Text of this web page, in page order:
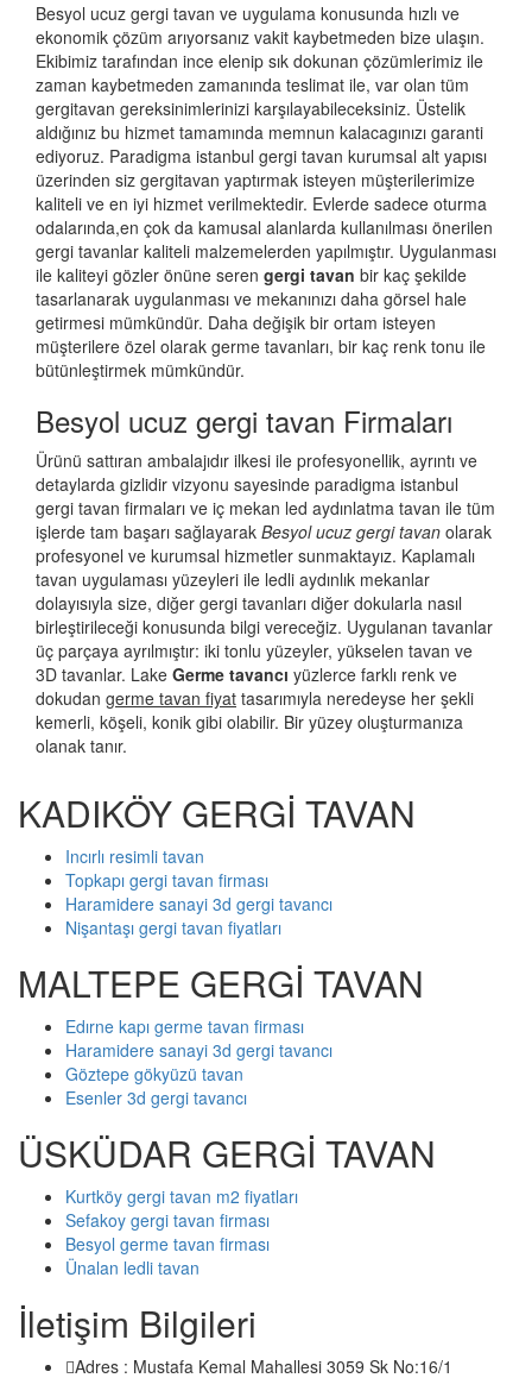
Besyol ucuz gergi tavan ve uygulama konusunda hızlı ve
ekonomik çözüm arıyorsanız vakit kaybetmeden bize ulaşın.
Ekibimiz tarafından ince elenip sık dokunan çözümlerimiz ile
zaman kaybetmeden zamanında teslimat ile, var olan tüm
gergitavan gereksinimlerinizi karşılayabileceksiniz. Üstelik
aldığınız bu hizmet tamamında memnun kalacagınızı garanti
ediyoruz. Paradigma istanbul gergi tavan kurumsal alt yapısı
üzerinden siz gergitavan yaptırmak isteyen müşterilerimize
kaliteli ve en iyi hizmet verilmektedir. Evlerde sadece oturma
odalarında,en çok da kamusal alanlarda kullanılması önerilen
gergi tavanlar kaliteli malzemelerden yapılmıştır. Uygulanması
ile kaliteyi gözler önüne seren gergi tavan bir kaç şekilde
tasarlanarak uygulanması ve mekanınızı daha görsel hale
getirmesi mümkündür. Daha değişik bir ortam isteyen
müşterilere özel olarak germe tavanları, bir kaç renk tonu ile
bütünleştirmek mümkündür.
Besyol ucuz gergi tavan Firmaları
Ürünü sattıran ambalajıdır ilkesi ile profesyonellik, ayrıntı ve
detaylarda gizlidir vizyonu sayesinde paradigma istanbul
gergi tavan firmaları ve iç mekan led aydınlatma tavan ile tüm
işlerde tam başarı sağlayarak Besyol ucuz gergi tavan olarak
profesyonel ve kurumsal hizmetler sunmaktayız. Kaplamalı
tavan uygulaması yüzeyleri ile ledli aydınlık mekanlar
dolayısıyla size, diğer gergi tavanları diğer dokularla nasıl
birleştirileceği konusunda bilgi vereceğiz. Uygulanan tavanlar
üç parçaya ayrılmıştır: iki tonlu yüzeyler, yükselen tavan ve
3D tavanlar. Lake Germe tavancı yüzlerce farklı renk ve
dokudan germe tavan fiyat tasarımıyla neredeyse her şekli
kemerli, köşeli, konik gibi olabilir. Bir yüzey oluşturmanıza
olanak tanır.
KADIKÖY GERGİ TAVAN
Incırlı resimli tavan
Topkapı gergi tavan firması
Haramidere sanayi 3d gergi tavancı
Nişantaşı gergi tavan fiyatları
MALTEPE GERGİ TAVAN
Edırne kapı germe tavan firması
Haramidere sanayi 3d gergi tavancı
Göztepe gökyüzü tavan
Esenler 3d gergi tavancı
ÜSKÜDAR GERGİ TAVAN
Kurtköy gergi tavan m2 fiyatları
Sefakoy gergi tavan firması
Besyol germe tavan firması
Ünalan ledli tavan
İletişim Bilgileri
Adres : Mustafa Kemal Mahallesi 3059 Sk No:16/1